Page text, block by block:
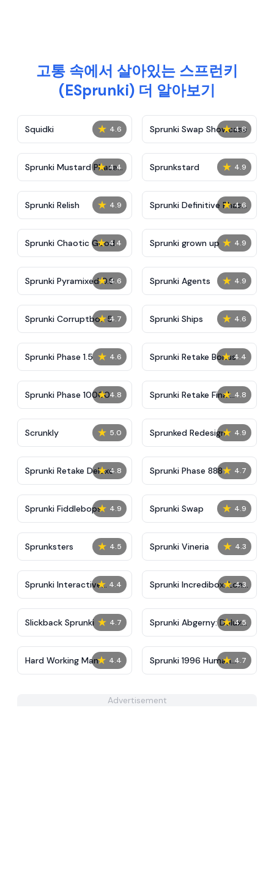
고통 속에서 살아있는 스프런키
(ESprunki) 더 알아보기
★ 4.6
Squidki ★ 4.8
Sprunki Swap Showcase
★ 4.4
Sprunki Mustard Phase
2
★ 4.9
Sprunkstard
★ 4.9
Sprunki Relish ★ 4.6
Sprunki Definitive Phase
7
★ 4.4
Sprunki Chaotic Good ★ 4.9
Sprunki grown up
★ 4.6
Sprunki Pyramixed 0.9 ★ 4.9
Sprunki Agents
★ 4.7
Sprunki Corruptbox 5 ★ 4.6
Sprunki Ships
★ 4.6
Sprunki Phase 1.5 ★ 4.4
Sprunki Retake Bonus
★ 4.8
Sprunki Phase 10000 ★ 4.8
Sprunki Retake Final
Update
★ 5.0
Scrunkly ★ 4.9
Sprunked Redesign
★ 4.8
Sprunki Retake Deluxe ★ 4.7
Sprunki Phase 888
★ 4.9
Sprunki Fiddlebops ★ 4.9
Sprunki Swap
★ 4.5
Sprunksters ★ 4.3
Sprunki Vineria
★ 4.4
Sprunki Interactive
Tunner
★ 4.3
Sprunki Incredibox: Long
Hand
★ 4.7
Slickback Sprunki ★ 4.5
Sprunki Abgerny: Deluxe
Edition
★ 4.4
Hard Working Man ★ 4.7
Sprunki 1996 Human
Version v2
Advertisement